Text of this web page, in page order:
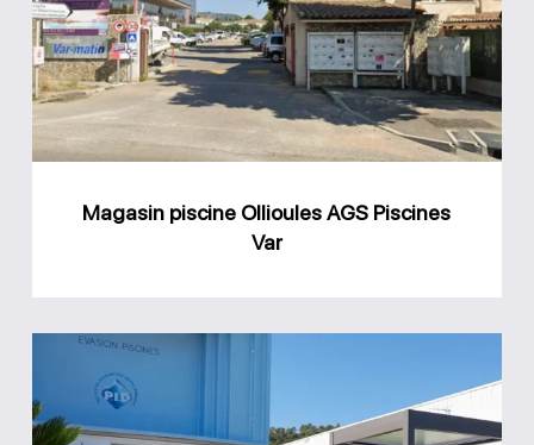
AGS
Piscines
Var
Magasin piscine Ollioules AGS Piscines
Var
Piscines